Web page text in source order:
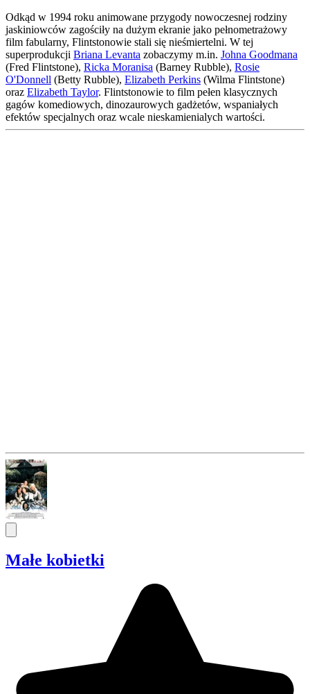
Odkąd w 1994 roku animowane przygody nowoczesnej rodziny
jaskiniowców zagościły na dużym ekranie jako pełnometrażowy
film fabularny, Flintstonowie stali się nieśmiertelni. W tej
superprodukcji Briana Levanta zobaczymy m.in. Johna Goodmana
(Fred Flintstone), Ricka Moranisa (Barney Rubble), Rosie
O'Donnell (Betty Rubble), Elizabeth Perkins (Wilma Flintstone)
oraz Elizabeth Taylor. Flintstonowie to film pełen klasycznych
gagów komediowych, dinozaurowych gadżetów, wspaniałych
efektów specjalnych oraz wcale nieskamienialych wartości.
Małe kobietki